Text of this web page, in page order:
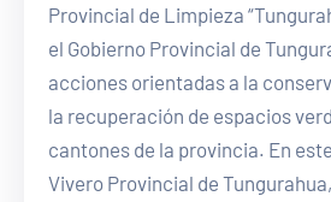
Provincial de Limpieza
el Gobierno Provincial de
acciones orientadas a la
la recuperación de espacios
cantones de la provincia. En
Vivero Provincial de